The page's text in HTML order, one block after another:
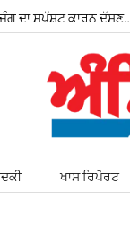
ਕਾਰਨ ਦੱਸਣ…
ਖਾਸ ਰਿਪੋਰਟ